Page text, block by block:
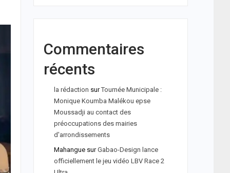
Commentaires
récents
la rédaction surTournée Municipale :
Monique Koumba Malékou epse
Moussadji au contact des
préoccupations des mairies
d'arrondissements
MahanguesurGabao-Design lance
officiellement le jeu vidéo LBV Race 2